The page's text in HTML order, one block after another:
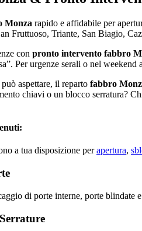
Monza rapido e affidabile per
Fruttuoso, Triante, San Biagio,
con pronto intervento fabbro
Per urgenze serali o nel
aspettare, il reparto fabbro
chiavi o un blocco serratura?
a tua disposizione perapertura,
di porte interne, porte blindate